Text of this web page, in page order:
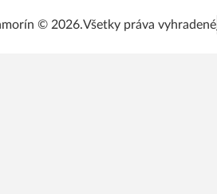
© 2026.Všetky práva vyhradené